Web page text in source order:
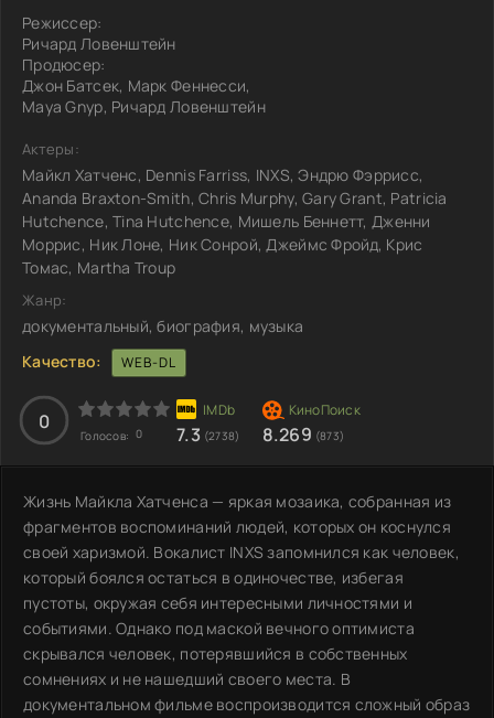
Режиссер:
Ричард Ловенштейн
Продюсер:
Джон Батсек, Марк Феннесси,
Maya Gnyp, Ричард Ловенштейн
Актеры:
Майкл Хатченс, Dennis Farriss, INXS, Эндрю Фэррисс,
Ananda Braxton-Smith, Chris Murphy, Gary Grant, Patricia
Hutchence, Tina Hutchence, Мишель Беннетт, Дженни
Моррис, Ник Лоне, Ник Сонрой, Джеймс Фройд, Крис
Томас, Martha Troup
Жанр:
документальный, биография, музыка
Качество:
WEB-DL
0
Голосов: 0 7.3 (2738) 8.269 (873)
Жизнь Майкла Хатченса — яркая мозаика, собранная из
фрагментов воспоминаний людей, которых он коснулся
своей харизмой. Вокалист INXS запомнился как человек,
который боялся остаться в одиночестве, избегая
пустоты, окружая себя интересными личностями и
событиями. Однако под маской вечного оптимиста
скрывался человек, потерявшийся в собственных
сомнениях и не нашедший своего места. В
документальном фильме воспроизводится сложный образ